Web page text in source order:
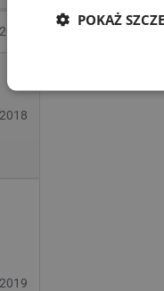
2019
2018
2019
POKAŻ